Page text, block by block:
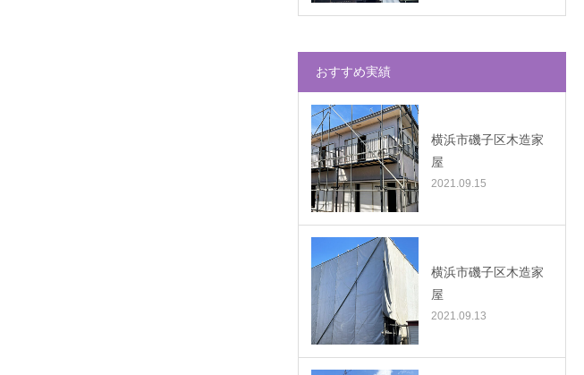
おすすめ実績
横浜市磯子区木造家
屋
2021.09.15
横浜市磯子区木造家
屋
2021.09.13